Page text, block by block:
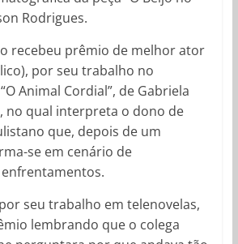
Rodrigues.
recebeu prêmio de melhor ator
por seu trabalho no
Animal Cordial”, de Gabriela
no qual interpreta o dono de
que, depois de um
se em cenário de
seu trabalho em telenovelas,
lembrando que o colega